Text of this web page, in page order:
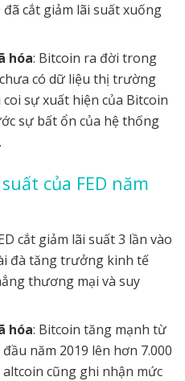
đã cắt giảm lãi suất xuống
hóa: Bitcoin ra đời trong
có dữ liệu thị trường
sự xuất hiện của Bitcoin
sự bất ổn của hệ thống
của FED năm
cắt giảm lãi suất 3 lần vào
đà tăng trưởng kinh tế
thương mại và suy
hóa: Bitcoin tăng mạnh từ
năm 2019 lên hơn 7.000
altcoin cũng ghi nhận mức